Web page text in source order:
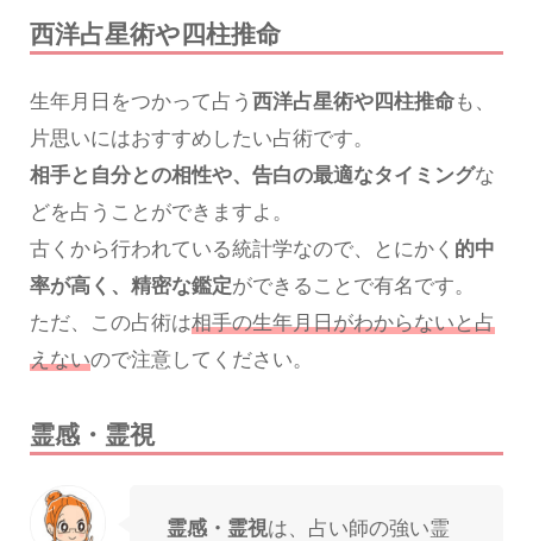
西洋占星術や四柱推命
生年月日をつかって占う 西洋占星術や四柱推命も、
片思いにはおすすめしたい占術です。
相手と自分との相性や、告白の最適なタイミングな
どを占うことができますよ。
古くから行われている統計学なので、とにかく 的中
率が高く、精密な鑑定ができることで有名です。
ただ、この占術は相手の生年月日がわからないと占
えないので注意してください。
霊感・霊視
霊感・霊視は、占い師の強い霊